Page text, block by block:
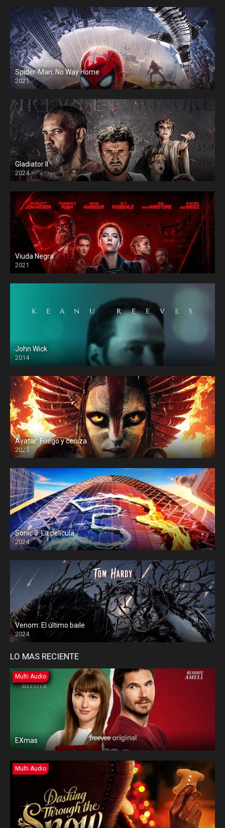
Spider-Man: No Way Home
2021
Gladiator II
2024
Viuda Negra
2021
John Wick
2014
Avatar: Fuego y ceniza
2025
Sonic 3: La película
2024
Venom: El último baile
2024
LO MAS RECIENTE
Multi Audio
EXmas
Multi Audio